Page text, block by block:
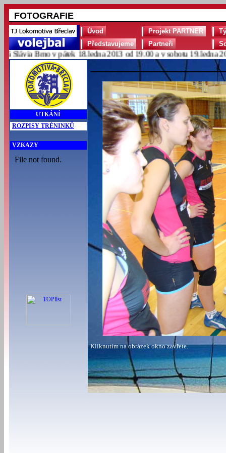
FOTOGRAFIE
Úvod Projekt PARTNER
Představujeme
Partneři
Brno v pátek 18.ledna 2013 od 19.00 a v sobotu 19.ledna 2013
UTKÁNÍ
ROZPISY TRÉNINKŮ
VZKAZY
Kliknutím na obrázek okno zavřete.